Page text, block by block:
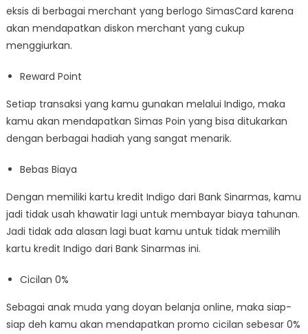
eksis di berbagai merchant yang berlogo SimasCard karena
akan mendapatkan diskon merchant yang cukup
menggiurkan.
Reward Point
Setiap transaksi yang kamu gunakan melalui Indigo, maka
kamu akan mendapatkan Simas Poin yang bisa ditukarkan
dengan berbagai hadiah yang sangat menarik.
Bebas Biaya
Dengan memiliki kartu kredit Indigo dari Bank Sinarmas, kamu
jadi tidak usah khawatir lagi untuk membayar biaya tahunan.
Jadi tidak ada alasan lagi buat kamu untuk tidak memilih
kartu kredit Indigo dari Bank Sinarmas ini.
Cicilan 0%
Sebagai anak muda yang doyan belanja online, maka siap-
siap deh kamu akan mendapatkan promo cicilan sebesar 0%